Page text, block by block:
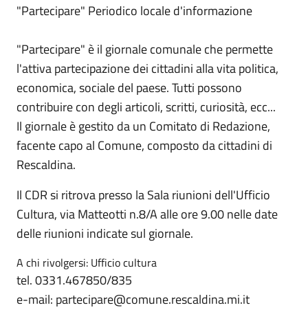
"Partecipare" Periodico locale d'informazione
"Partecipare" è il giornale comunale che permette
l'attiva partecipazione dei cittadini alla vita politica,
economica, sociale del paese. Tutti possono
contribuire con degli articoli, scritti, curiosità, ecc...
Il giornale è gestito da un Comitato di Redazione,
facente capo al Comune, composto da cittadini di
Rescaldina.
Il CDR si ritrova presso la Sala riunioni dell'Ufficio
Cultura, via Matteotti n.8/A alle ore 9.00 nelle date
delle riunioni indicate sul giornale.
A chi rivolgersi: Ufficio cultura
tel. 0331.467850/835
e-mail: partecipare@comune.rescaldina.mi.it